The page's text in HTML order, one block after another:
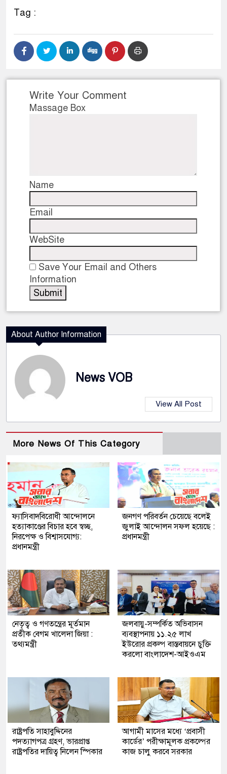
Tag :
Write Your Comment
Massage Box
Name
Email
WebSite
Save Your Email and Others
Information
About Author Information
News VOB
View All Post
More News Of This Category
ফ্যাসিবাদবিরোধী আন্দোলনে
হত্যাকাণ্ডের বিচার হবে স্বচ্ছ,
নিরপেক্ষ ও বিশ্বাসযোগ্য:
প্রধানমন্ত্রী
জনগণ পরিবর্তন চেয়েছে বলেই
জুলাই আন্দোলন সফল হয়েছে :
প্রধানমন্ত্রী
নেতৃত্ব ও গণতন্ত্রের মূর্তমান
প্রতীক বেগম খালেদা জিয়া :
তথ্যমন্ত্রী
জলবায়ু-সম্পর্কিত অভিবাসন
ব্যবস্থাপনায় ১১.২৫ লাখ
ইউরোর প্রকল্প বাস্তবায়নে চুক্তি
করলো বাংলাদেশ-আইওএম
রাষ্ট্রপতি সাহাবুদ্দিনের
পদত্যাগপত্র গ্রহণ, ভারপ্রাপ্ত
রাষ্ট্রপতির দায়িত্ব নিলেন স্পিকার
আগামী মাসের মধ্যে ‘প্রবাসী
কার্ডের’ পরীক্ষামূলক প্রকল্পের
কাজ চালু করবে সরকার